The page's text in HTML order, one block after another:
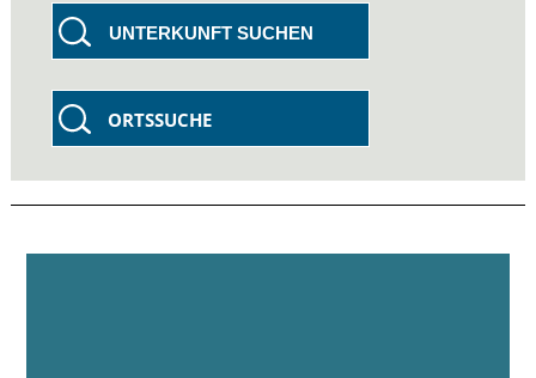
UNTERKUNFT SUCHEN
ORTSSUCHE